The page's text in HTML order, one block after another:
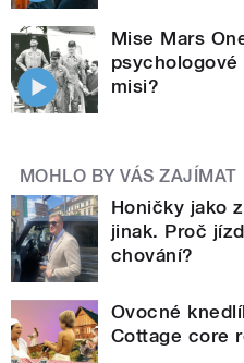
Mise Mars
misi?
MOHLO BY VÁS ZAJÍMAT
Honičky jako
jinak. Proč
chování?
Ovocné
Cottage core